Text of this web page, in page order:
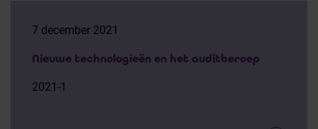
7 december 2021
Nieuwe technologieën en het auditberoep
2021-1